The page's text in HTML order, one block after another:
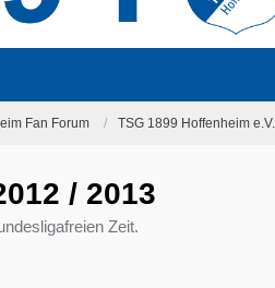
Fan Forum TSG 1899 Hoffenheim e.V.
/ 2013
Zeit.